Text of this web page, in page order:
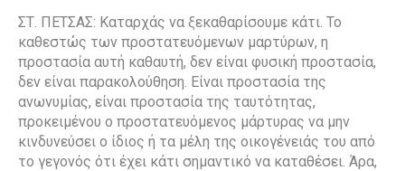
ΣΤ. ΠΕΤΣΑΣ: Καταρχάς να ξεκαθαρίσουμε κάτι. Το
καθεστώς των προστατευόμενων μαρτύρων, η
προστασία αυτή καθαυτή, δεν είναι φυσική προστασία,
δεν είναι παρακολούθηση. Είναι προστασία της
ανωνυμίας, είναι προστασία της ταυτότητας,
προκειμένου ο προστατευόμενος μάρτυρας να μην
κινδυνεύσει ο ίδιος ή τα μέλη της οικογένειάς του από
το γεγονός ότι έχει κάτι σημαντικό να καταθέσει. Άρα,